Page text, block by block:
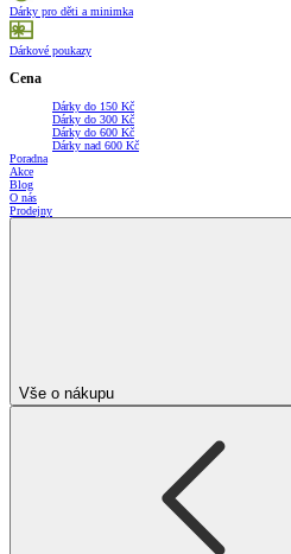
Dárky pro děti a minimka
Dárkové poukazy
Cena
Dárky do 150 Kč
Dárky do 300 Kč
Dárky do 600 Kč
Dárky nad 600 Kč
Poradna
Akce
Blog
O nás
Prodejny
Vše o nákupu